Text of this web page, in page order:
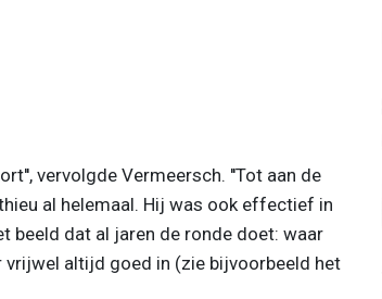
vervolgde Vermeersch. ''Tot aan de
al helemaal. Hij was ook effectief in
beeld dat al jaren de ronde doet: waar
vrijwel altijd goed in (zie bijvoorbeeld het